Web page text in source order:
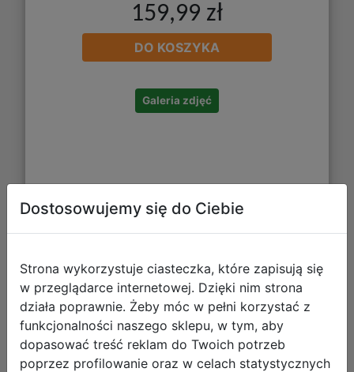
159,99 zł
DO KOSZYKA
Galeria zdjęć
Starpak Plecak Szkolny Pixel Game
Kilof 485734
Dostosowujemy się do Ciebie
Strona wykorzystuje ciasteczka, które zapisują się
w przeglądarce internetowej. Dzięki nim strona
działa poprawnie. Żeby móc w pełni korzystać z
funkcjonalności naszego sklepu, w tym, aby
dopasować treść reklam do Twoich potrzeb
poprzez profilowanie oraz w celach statystycznych